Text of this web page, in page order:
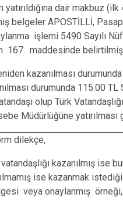
dair makbuz
belgeler APOSTİLLİ,
işlemi 5490 Sayılı
167. maddesinde
kazanılması
durumunda 115.00
olup Türk
Müdürlüğüne yatırılması
dilekçe,
kazanılmış ise
ise kazanmak
veya onaylanmış örneği,